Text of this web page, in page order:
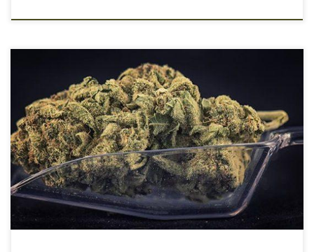
USA Pionierem jeśli chodzi o liberalną politykę narkotykową są
bez wątpienia Zjednoczone Stany Ameryki. W kraju z którego
pochodzi prohibicja od lat 30 dużo się zmieniło jeśli chodzi o
spożywanie marihuany. Na poziomie krajowym zgodnie z prawem
„federal government“ dzięki Harremu J. Anslingerowi jakikolwiek
kontakt bądź działanie z cannabisem od […]